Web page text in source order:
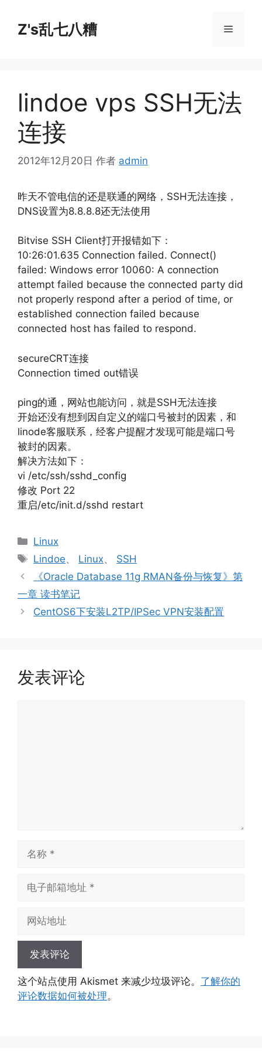
Z's乱七八糟 菜
lindoe vps SSH无法
连接
2012年12月20日 作者 admin
昨天不管电信的还是联通的网络，SSH无法连接，
DNS设置为8.8.8.8还无法使用
Bitvise SSH Client打开报错如下：
10:26:01.635 Connection failed. Connect()
failed: Windows error 10060: A connection
attempt failed because the connected party did
not properly respond after a period of time, or
established connection failed because
connected host has failed to respond.
secureCRT连接
Connection timed out错误
ping的通，网站也能访问，就是SSH无法连接
开始还没有想到因自定义的端口号被封的因素，和
linode客服联系，经客户提醒才发现可能是端口号
被封的因素。
解决方法如下：
vi /etc/ssh/sshd_config
修改 Port 22
重启/etc/init.d/sshd restart
分
类
Linux
标
签
Lindoe、 Linux、 SSH
《Oracle Database 11g RMAN备份与恢复》第
一章 读书笔记
CentOS6下安装L2TP/IPSec VPN安装配置
发表评论
地
地
这个站点使用 Akismet 来减少垃圾评论。 了解你的
评论数据如何被处理。